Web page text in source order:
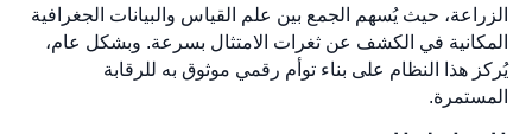
الزراعة، حيث يُسهم الجمع بين علم القياس والبيانات الجغرافية
المكانية في الكشف عن ثغرات الامتثال بسرعة. وبشكل عام،
يُركز هذا النظام على بناء توأم رقمي موثوق به للرقابة
المستمرة.